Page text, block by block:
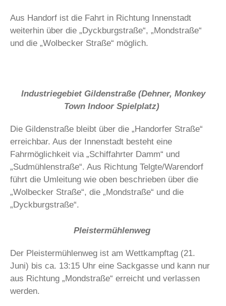
Aus Handorf ist die Fahrt in Richtung Innenstadt
weiterhin über die „Dyckburgstraße“, „Mondstraße“
und die „Wolbecker Straße“ möglich.
Industriegebiet Gildenstraße (Dehner, Monkey
Town Indoor Spielplatz)
Die Gildenstraße bleibt über die „Handorfer Straße“
erreichbar. Aus der Innenstadt besteht eine
Fahrmöglichkeit via „Schiffahrter Damm“ und
„Sudmühlenstraße“. Aus Richtung Telgte/Warendorf
führt die Umleitung wie oben beschrieben über die
„Wolbecker Straße“, die „Mondstraße“ und die
„Dyckburgstraße“.
Pleistermühlenweg
Der Pleistermühlenweg ist am Wettkampftag (21.
Juni) bis ca. 13:15 Uhr eine Sackgasse und kann nur
aus Richtung „Mondstraße“ erreicht und verlassen
werden.